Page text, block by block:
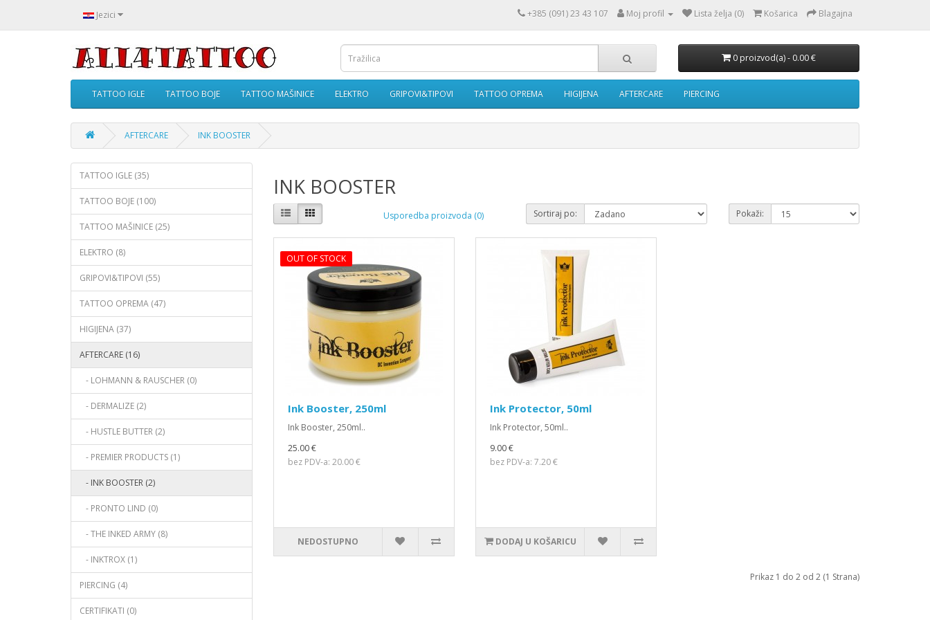
Jezici +385 (091) 23 43 107 Moj profil Lista želja (0) Košarica Blagajna
0 proizvod(a) - 0.00 €
TATTOO IGLE TATTOO BOJE TATTOO MAŠINICE ELEKTRO GRIPOVI&TIPOVI TATTOO OPREMA HIGIJENA AFTERCARE PIERCING
AFTERCARE INK BOOSTER
TATTOO IGLE (35)
TATTOO BOJE (100)
TATTOO MAŠINICE (25)
ELEKTRO (8)
GRIPOVI&TIPOVI (55)
TATTOO OPREMA (47)
HIGIJENA (37)
AFTERCARE (16)
- LOHMANN & RAUSCHER (0)
- DERMALIZE (2)
- HUSTLE BUTTER (2)
- PREMIER PRODUCTS (1)
- INK BOOSTER (2)
- PRONTO LIND (0)
- THE INKED ARMY (8)
- INKTROX (1)
PIERCING (4)
CERTIFIKATI (0)
INK BOOSTER
Usporedba proizvoda (0) Sortiraj po: Pokaži:
OUT OF STOCK
Ink Booster, 250ml
Ink Booster, 250ml..
25.00 €
bez PDV-a: 20.00 €
NEDOSTUPNO
Ink Protector, 50ml
Ink Protector, 50ml..
9.00 €
bez PDV-a: 7.20 €
DODAJ U KOŠARICU
Prikaz 1 do 2 od 2 (1 Strana)